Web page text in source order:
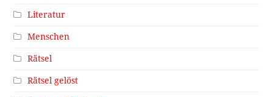
Literatur
Menschen
Rätsel
Rätsel gelöst